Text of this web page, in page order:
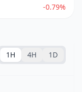
-0.79%
1H 4H 1D